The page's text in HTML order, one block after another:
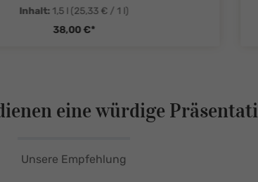
Inhalt: 1,5 l (25,33 € / 1 l)
38,00 €*
eine würdige
Unsere Empfehlung